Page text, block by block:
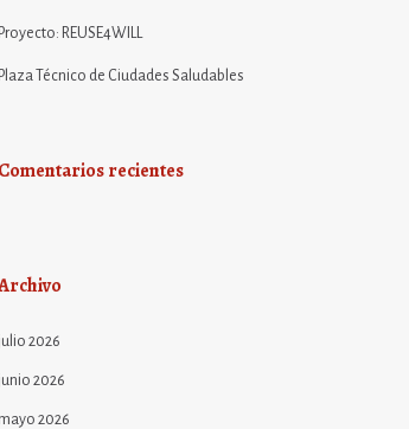
Proyecto: REUSE4WILL
Plaza Técnico de Ciudades Saludables
Comentarios recientes
2026
2026
mayo 2026